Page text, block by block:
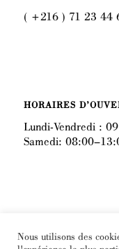
( +216 ) 71 23 44
HORAIRES
Lundi-Vendredi :
Samedi:
Nous utilisons des